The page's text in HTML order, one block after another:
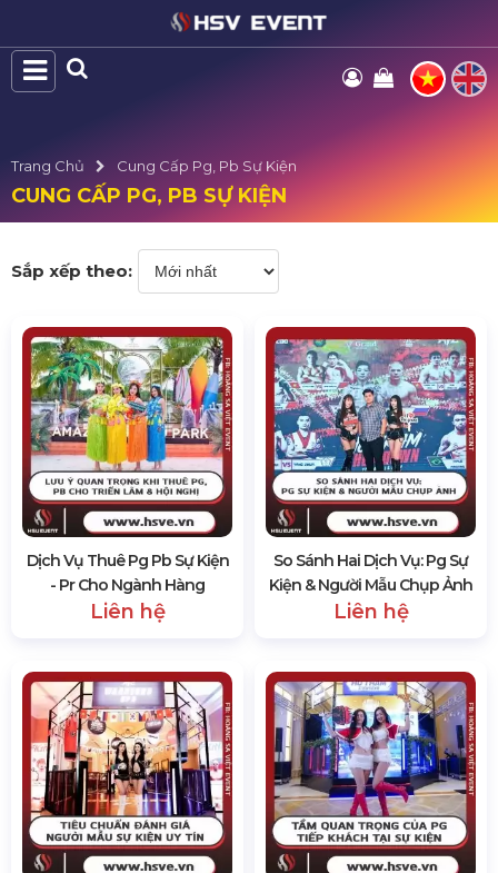
Trang Chủ Cung Cấp Pg, Pb Sự Kiện
CUNG CẤP PG, PB SỰ KIỆN
Sắp xếp theo:
Dịch Vụ Thuê Pg Pb Sự Kiện
- Pr Cho Ngành Hàng
Liên hệ
So Sánh Hai Dịch Vụ: Pg Sự
Kiện & Người Mẫu Chụp Ảnh
Liên hệ